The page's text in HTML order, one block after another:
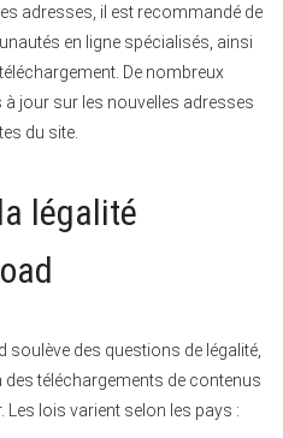
adresses, il est recommandé de
en ligne spécialisés, ainsi
De nombreux
jour sur les nouvelles adresses
du site.
légalité
soulève des questions de légalité,
téléchargements de contenus
Les lois varient selon les pays :